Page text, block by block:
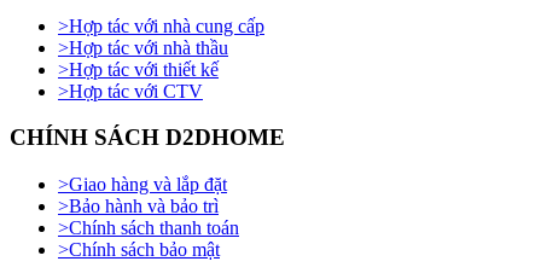
>Hợp tác với nhà cung cấp
>Hợp tác với nhà thầu
>Hợp tác với thiết kế
>Hợp tác với CTV
CHÍNH SÁCH D2DHOME
>Giao hàng và lắp đặt
>Bảo hành và bảo trì
>Chính sách thanh toán
>Chính sách bảo mật